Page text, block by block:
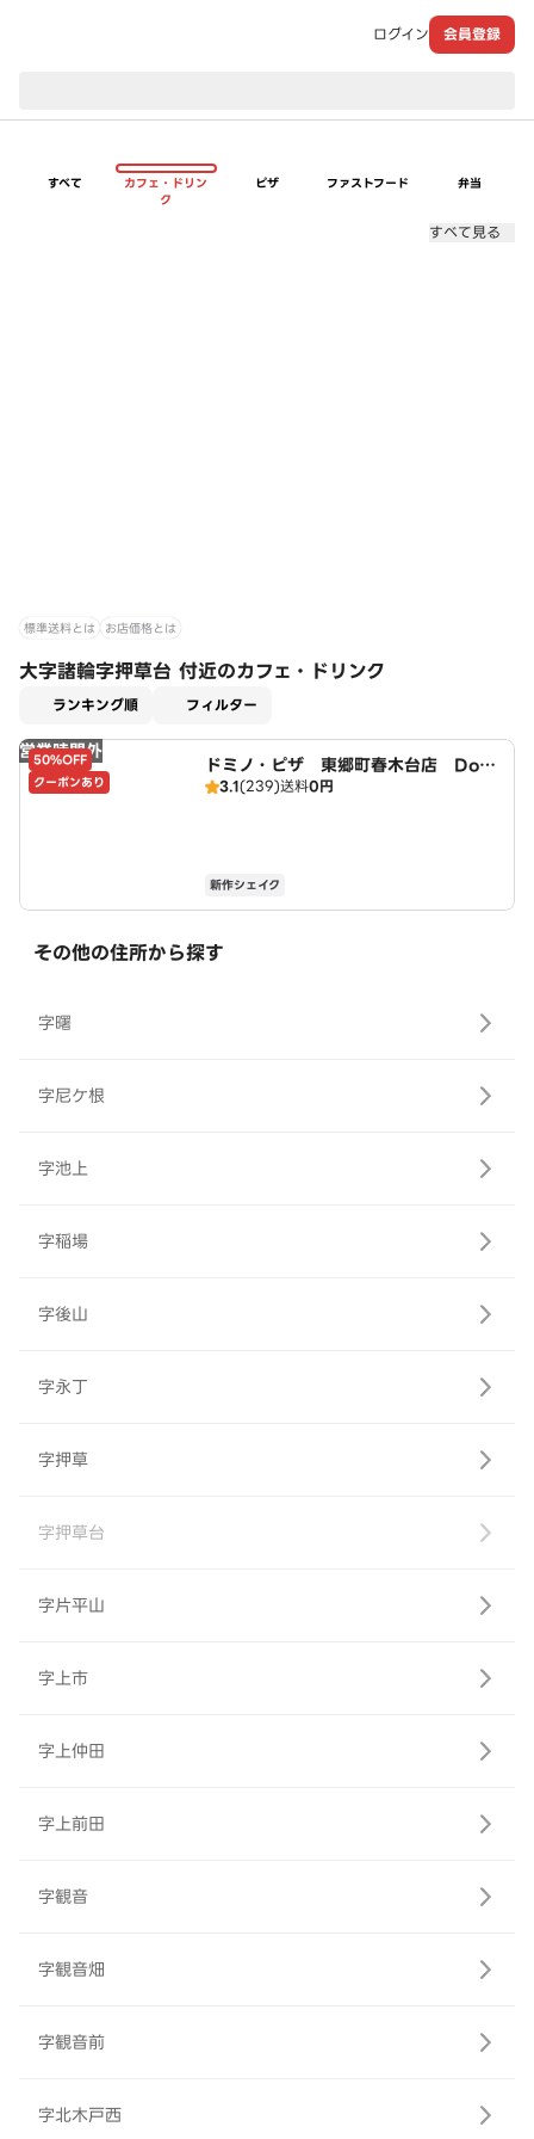
ログイン 会員登録
すべて
カフェ・ドリン
ク
ピザ ファストフード 弁当
すべて見る
標準送料とは お店価格とは
大字諸輪字押草台 付近のカフェ・ドリンク
ランキング順 フィルター
営業時間外
50%OFF
クーポンあり
ドミノ・ピザ 東郷町春木台店 Domi
no's
3.1(239)送料0円
新作シェイク
その他の住所から探す
字曙
字尼ケ根
字池上
字稲場
字後山
字永丁
字押草
字押草台
字片平山
字上市
字上仲田
字上前田
字観音
字観音畑
字観音前
字北木戸西